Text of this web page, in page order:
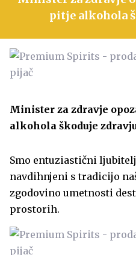
pitje alkohola
Minister za zdravje
alkohola škoduje
Smo entuziastični
navdihnjeni s tradicijo
zgodovino umetnosti
prostorih.